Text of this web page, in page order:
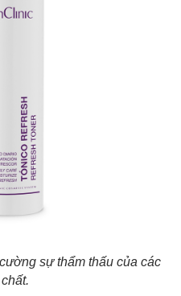
sự thẩm thấu của các